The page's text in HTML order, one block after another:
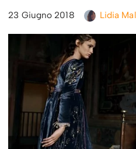
23 Giugno 2018 Lidia